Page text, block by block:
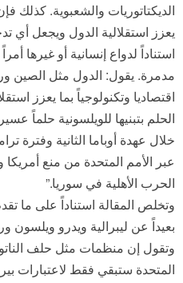
الديكتاتوريات والشعبوية. كذلك
يعزز استقلالية الدول ويجعل أي
استناداً لدواع إنسانية أو غيرها
مدمرة. يقول: الدول مثل الصين
اقتصاديا وتكنولوجياً بما يعزز
الحلم بتبنيها للويلسونية حلماً
خلال عهدة أوباما الثانية
عبر الأمم المتحدة من منع أمريكا
الحرب الأهلية في سوريا.”
وتخلص المقالة استناداً على ما
بعيداً عن ليبرالية ويدرو ويلسون
وتقول إن منظمات مثل حلف الناتو
المتحدة ستبقي فقط لاعتبارات